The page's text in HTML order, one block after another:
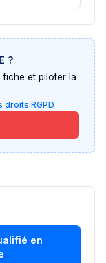
?
et piloter la
RGPD
en